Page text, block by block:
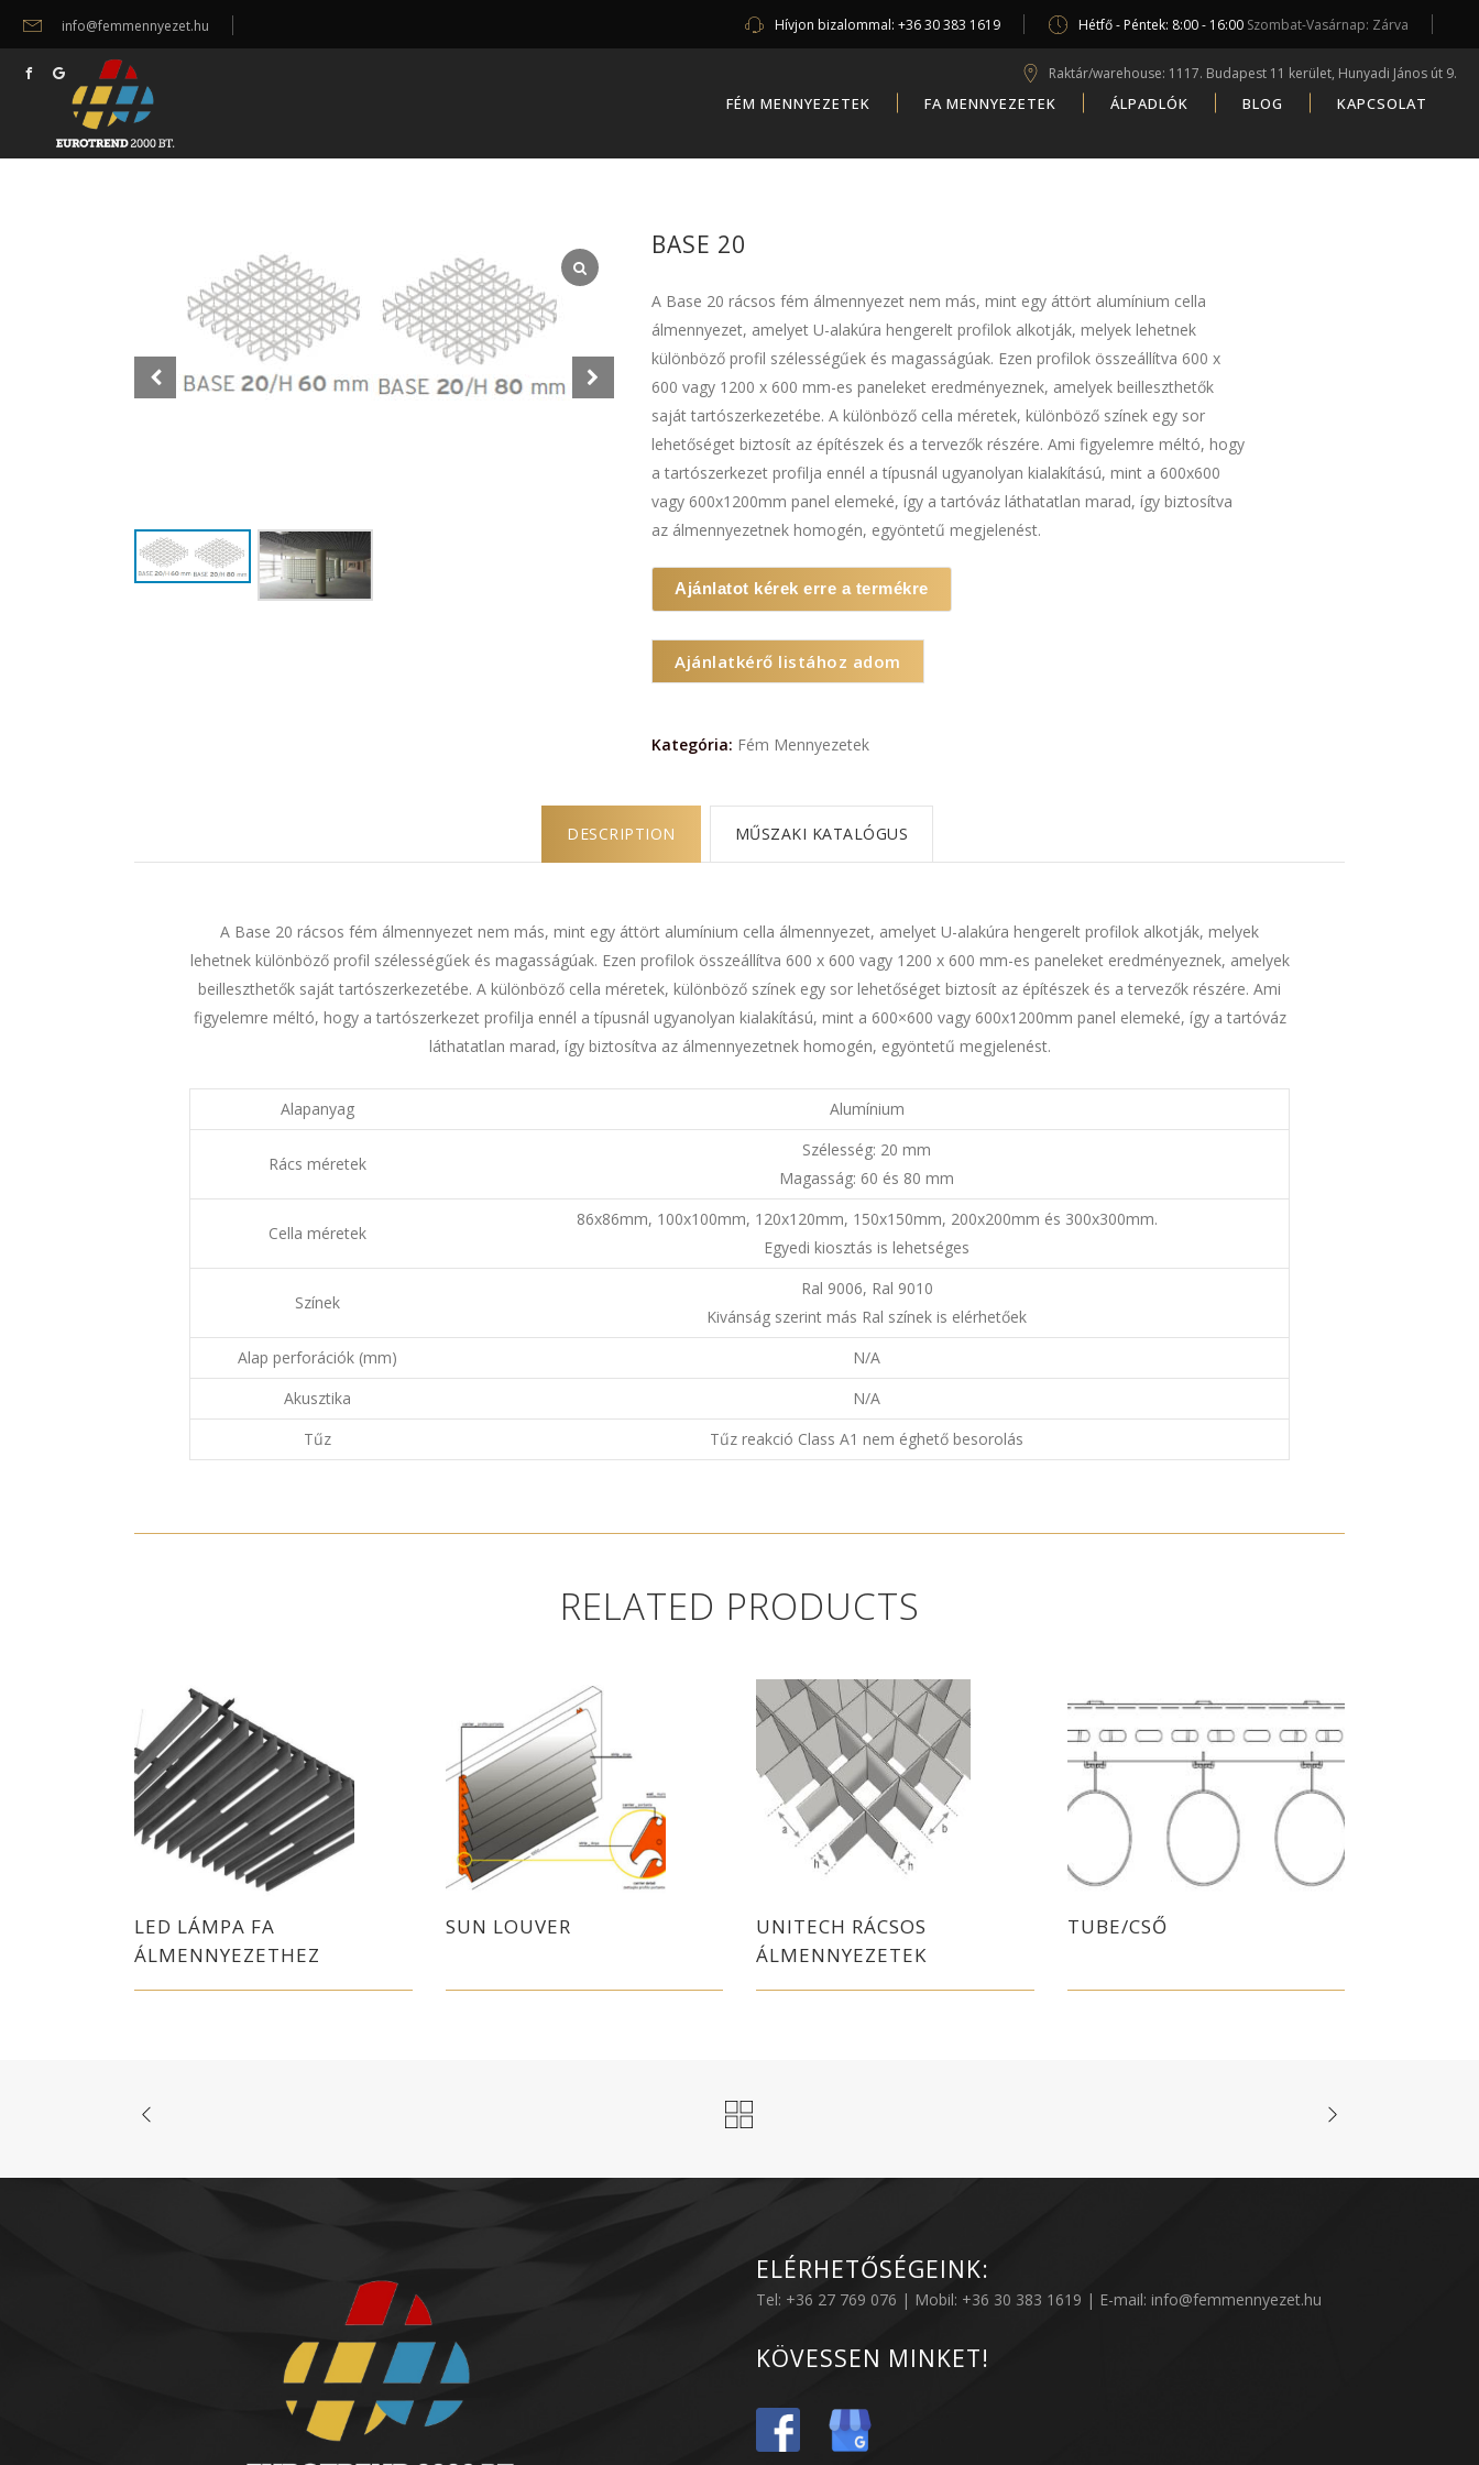
info@femmennyezet.hu Hívjon bizalommal: +36 30 383 1619 Hétfő - Péntek: 8:00 - 16:00 Szombat-Vasárnap: Zárva
Raktár/warehouse: 1117. Budapest 11 kerület, Hunyadi János út 9.
FÉM MENNYEZETEK FA MENNYEZETEK ÁLPADLÓK BLOG KAPCSOLAT
BASE 20
A Base 20 rácsos fém álmennyezet nem más, mint egy áttört alumínium cella
álmennyezet, amelyet U-alakúra hengerelt profilok alkotják, melyek lehetnek
különböző profil szélességűek és magasságúak. Ezen profilok összeállítva 600 x
600 vagy 1200 x 600 mm-es paneleket eredményeznek, amelyek beilleszthetők
saját tartószerkezetébe. A különböző cella méretek, különböző színek egy sor
lehetőséget biztosít az építészek és a tervezők részére. Ami figyelemre méltó, hogy
a tartószerkezet profilja ennél a típusnál ugyanolyan kialakítású, mint a 600x600
vagy 600x1200mm panel elemeké, így a tartóváz láthatatlan marad, így biztosítva
az álmennyezetnek homogén, egyöntetű megjelenést.
Ajánlatot kérek erre a termékre
Ajánlatkérő listához adom
Kategória: Fém Mennyezetek
DESCRIPTION MŰSZAKI KATALÓGUS
A Base 20 rácsos fém álmennyezet nem más, mint egy áttört alumínium cella álmennyezet, amelyet U-alakúra hengerelt profilok alkotják, melyek
lehetnek különböző profil szélességűek és magasságúak. Ezen profilok összeállítva 600 x 600 vagy 1200 x 600 mm-es paneleket eredményeznek, amelyek
beilleszthetők saját tartószerkezetébe. A különböző cella méretek, különböző színek egy sor lehetőséget biztosít az építészek és a tervezők részére. Ami
figyelemre méltó, hogy a tartószerkezet profilja ennél a típusnál ugyanolyan kialakítású, mint a 600×600 vagy 600x1200mm panel elemeké, így a tartóváz
láthatatlan marad, így biztosítva az álmennyezetnek homogén, egyöntetű megjelenést.
Alapanyag Alumínium
Rács méretek
Szélesség: 20 mm
Magasság: 60 és 80 mm
Cella méretek
86x86mm, 100x100mm, 120x120mm, 150x150mm, 200x200mm és 300x300mm.
Egyedi kiosztás is lehetséges
Színek
Ral 9006, Ral 9010
Kivánság szerint más Ral színek is elérhetőek
Alap perforációk (mm)
N/A
Akusztika
N/A
Tűz
Tűz reakció Class A1 nem éghető besorolás
RELATED PRODUCTS
LED LÁMPA FA
ÁLMENNYEZETHEZ
SUN LOUVER
UNITECH RÁCSOS
ÁLMENNYEZETEK
TUBE/CSŐ
ELÉRHETŐSÉGEINK:
Tel: +36 27 769 076 | Mobil: +36 30 383 1619 | E-mail: info@femmennyezet.hu
KÖVESSEN MINKET!